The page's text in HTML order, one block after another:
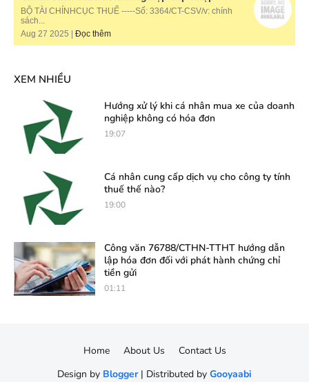
BỘ TÀI CHÍNHCỤC THUẾ -----Số: 3364/CT-CSV/v: chính
sách...
Aug 27 2025 | Đọc thêm
XEM NHIỀU
Hướng xử lý khi cá nhân mua xe của doanh
nghiệp không có hóa đơn
19:07
Cá nhân cung cấp dịch vụ cho công ty tính
thuế thế nào?
19:00
Công văn 76788/CTHN-TTHT hướng dẫn
lập hóa đơn đối với phát hành chứng chỉ
tiền gửi
01:11
Design by Blogger| Distributed by Gooyaabi
Home About Us Contact Us